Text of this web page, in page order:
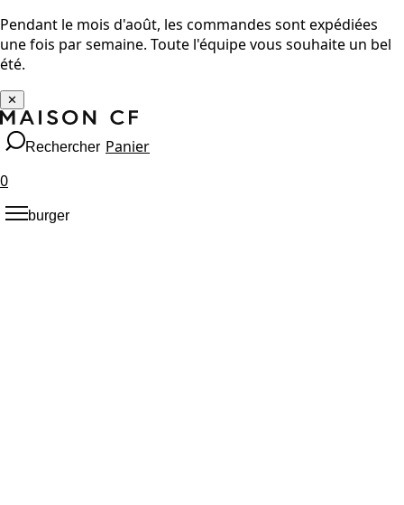
Pendant le mois d'août, les commandes sont expédiées
une fois par semaine. Toute l'équipe vous souhaite un bel
été.
✕
Rechercher Panier
0
burger